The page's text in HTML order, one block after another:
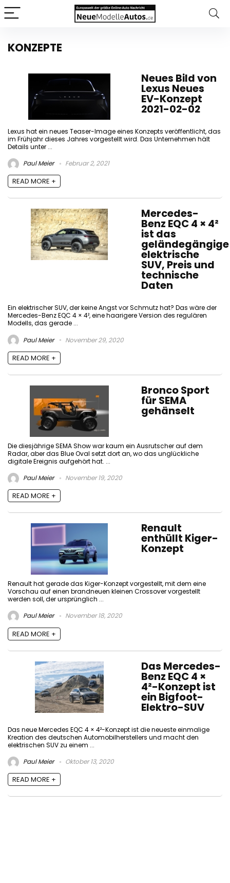
KONZEPTE
Neues Bild von
Lexus Neues
EV-Konzept
2021-02-02
Lexus hat ein neues Teaser-Image eines Konzepts veröffentlicht, das
im Frühjahr dieses Jahres vorgestellt wird. Das Unternehmen hält
Details unter ...
Paul Meier
Februar 2, 2021
READ MORE +
Mercedes-
Benz EQC 4 × 4²
ist das
geländegängige
elektrische
SUV, Preis und
technische
Daten
Ein elektrischer SUV, der keine Angst vor Schmutz hat? Das wäre der
Mercedes-Benz EQC 4 × 4², eine haarigere Version des regulären
Modells, das gerade ...
Paul Meier
November 29, 2020
READ MORE +
Bronco Sport
für SEMA
gehänselt
Die diesjährige SEMA Show war kaum ein Ausrutscher auf dem
Radar, aber das Blue Oval setzt dort an, wo das unglückliche
digitale Ereignis aufgehört hat. ...
Paul Meier
November 19, 2020
READ MORE +
Renault
enthüllt Kiger-
Konzept
Renault hat gerade das Kiger-Konzept vorgestellt, mit dem eine
Vorschau auf einen brandneuen kleinen Crossover vorgestellt
werden soll, der ursprünglich ...
Paul Meier
November 18, 2020
READ MORE +
Das Mercedes-
Benz EQC 4 ×
4²-Konzept ist
ein Bigfoot-
Elektro-SUV
Das neue Mercedes EQC 4 × 4²-Konzept ist die neueste einmalige
Kreation des deutschen Automobilherstellers und macht den
elektrischen SUV zu einem ...
Paul Meier
Oktober 13, 2020
READ MORE +